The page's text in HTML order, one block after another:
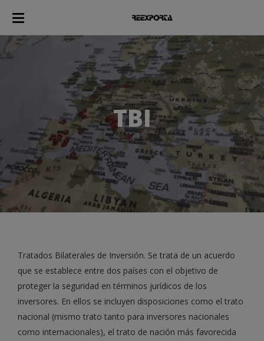
TBI
Tratados Bilaterales de Inversión. Se trata de un acuerdo
que se establece entre dos países con el objetivo de
proteger la seguridad en términos jurídicos de los
inversores. En ellos se incluyen disposiciones como el trato
nacional (mismo trato tanto para inversores nacionales
como internacionales), el trato de nación más favorecida